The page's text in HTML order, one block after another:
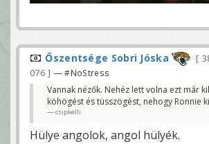
Őszentsége Sobri Jóska
076
— #NoStress
Vannak nézők. Nehéz lett volna ezt már
köhögést és tüsszögést, nehogy Ronnie
csipkelli
Hülye angolok, angol hülyék.